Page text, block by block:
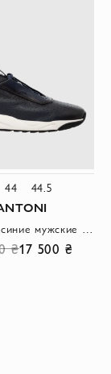
44 44.5
Кроссовки синие мужские из натуральной кожи
₴17 500 ₴